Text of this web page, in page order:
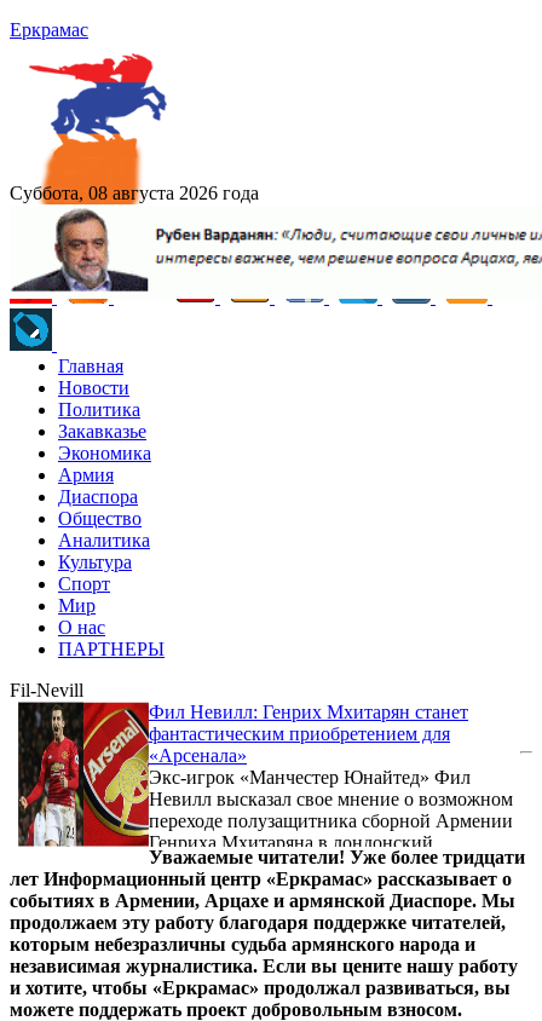
Еркрамас
Суббота, 08 августа 2026 года
Главная
Новости
Политика
Закавказье
Экономика
Армия
Диаспора
Общество
Аналитика
Культура
Спорт
Мир
О нас
ПАРТНЕРЫ
Fil-Nevill
Фил Невилл: Генрих Мхитарян станет
фантастическим приобретением для
«Арсенала»
Экс-игрок «Манчестер Юнайтед» Фил
Невилл высказал свое мнение о возможном
переходе полузащитника сборной Армении
Генриха Мхитаряна в лондонский
«Арсенал».
Уважаемые читатели! Уже более тридцати
лет Информационный центр «Еркрамас» рассказывает о
событиях в Армении, Арцахе и армянской Диаспоре. Мы
продолжаем эту работу благодаря поддержке читателей,
которым небезразличны судьба армянского народа и
независимая журналистика. Если вы цените нашу работу
и хотите, чтобы «Еркрамас» продолжал развиваться, вы
можете поддержать проект добровольным взносом.